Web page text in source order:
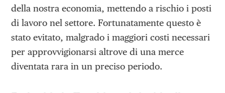
della nostra economia, mettendo a rischio i posti
di lavoro nel settore. Fortunatamente questo è
stato evitato, malgrado i maggiori costi necessari
per approvvigionarsi altrove di una merce
diventata rara in un preciso periodo.